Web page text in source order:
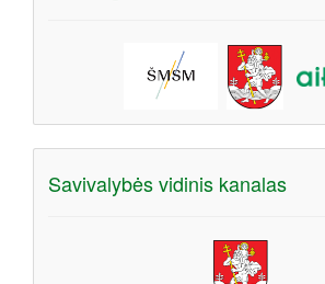
Savivalybės vidinis kanalas